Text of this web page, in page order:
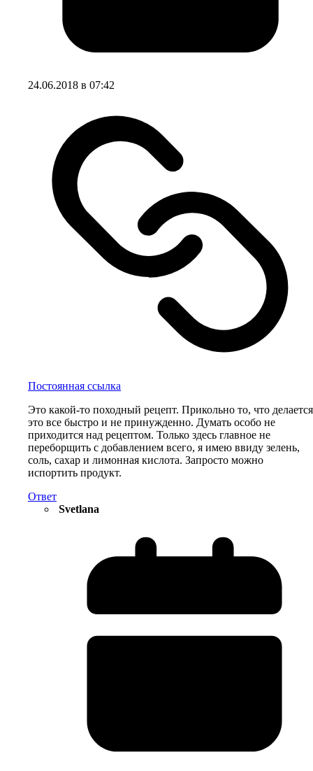
24.06.2018 в 07:42
Постоянная ссылка
Это какой-то походный рецепт. Прикольно то, что делается
это все быстро и не принужденно. Думать особо не
приходится над рецептом. Только здесь главное не
переборщить с добавлением всего, я имею ввиду зелень,
соль, сахар и лимонная кислота. Запросто можно
испортить продукт.
Ответ
Svetlana